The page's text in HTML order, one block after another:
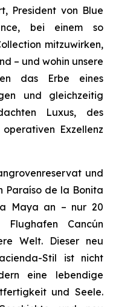
President von Blue
bei einem so
mitzuwirken,
– und wohin unsere
das Erbe eines
und gleichzeitig
Luxus, des
Exzellenz
und
Paraíso de la Bonita
Maya an – nur 20
Flughafen Cancún
Welt. Dieser neu
Stil ist nicht
eine lebendige
und Seele.